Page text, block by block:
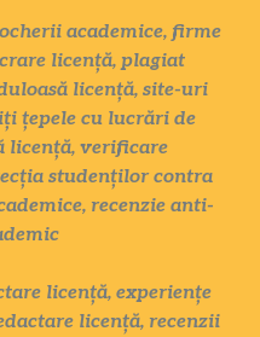
academice, firme
licență, plagiat
licență, site-uri
țepele cu lucrări de
licență, verificare
studenților contra
recenzie anti-
licență, experiențe
licență, recenzii